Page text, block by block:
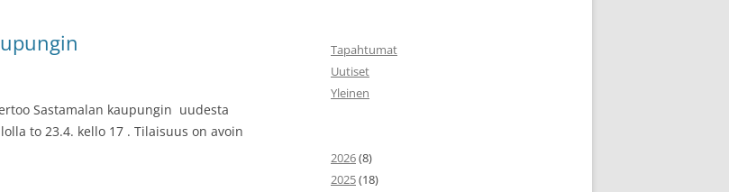
Sastamalan kaupungin uudesta
to 23.4. kello 17 . Tilaisuus on avoin
Tapahtumat
Uutiset
Yleinen
2026(8)
2025(18)